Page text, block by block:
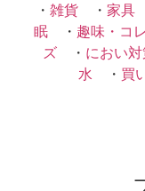
・ 雑貨 ・ 家具
眠・ 趣味・コ
ズ ・ におい
水 ・ 買